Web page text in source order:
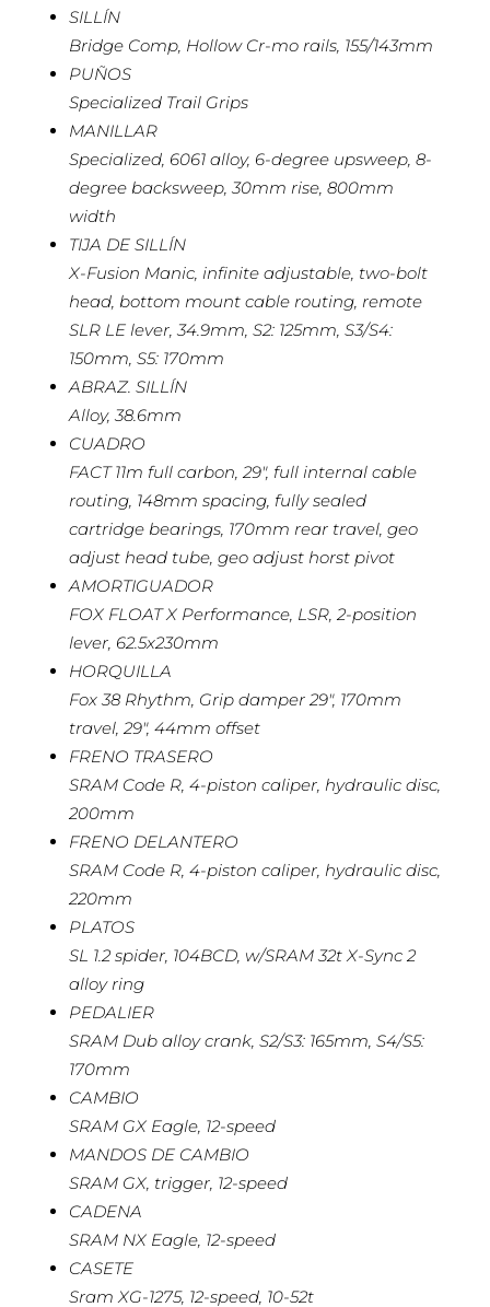
SILLÍN
Bridge Comp, Hollow Cr-mo rails, 155/143mm
PUÑOS
Specialized Trail Grips
MANILLAR
Specialized, 6061 alloy, 6-degree upsweep, 8-
degree backsweep, 30mm rise, 800mm
width
TIJA DE SILLÍN
X-Fusion Manic, infinite adjustable, two-bolt
head, bottom mount cable routing, remote
SLR LE lever, 34.9mm, S2: 125mm, S3/S4:
150mm, S5: 170mm
ABRAZ. SILLÍN
Alloy, 38.6mm
CUADRO
FACT 11m full carbon, 29″, full internal cable
routing, 148mm spacing, fully sealed
cartridge bearings, 170mm rear travel, geo
adjust head tube, geo adjust horst pivot
AMORTIGUADOR
FOX FLOAT X Performance, LSR, 2-position
lever, 62.5x230mm
HORQUILLA
Fox 38 Rhythm, Grip damper 29″, 170mm
travel, 29″, 44mm offset
FRENO TRASERO
SRAM Code R, 4-piston caliper, hydraulic disc,
200mm
FRENO DELANTERO
SRAM Code R, 4-piston caliper, hydraulic disc,
220mm
PLATOS
SL 1.2 spider, 104BCD, w/SRAM 32t X-Sync 2
alloy ring
PEDALIER
SRAM Dub alloy crank, S2/S3: 165mm, S4/S5:
170mm
CAMBIO
SRAM GX Eagle, 12-speed
MANDOS DE CAMBIO
SRAM GX, trigger, 12-speed
CADENA
SRAM NX Eagle, 12-speed
CASETE
Sram XG-1275, 12-speed, 10-52t